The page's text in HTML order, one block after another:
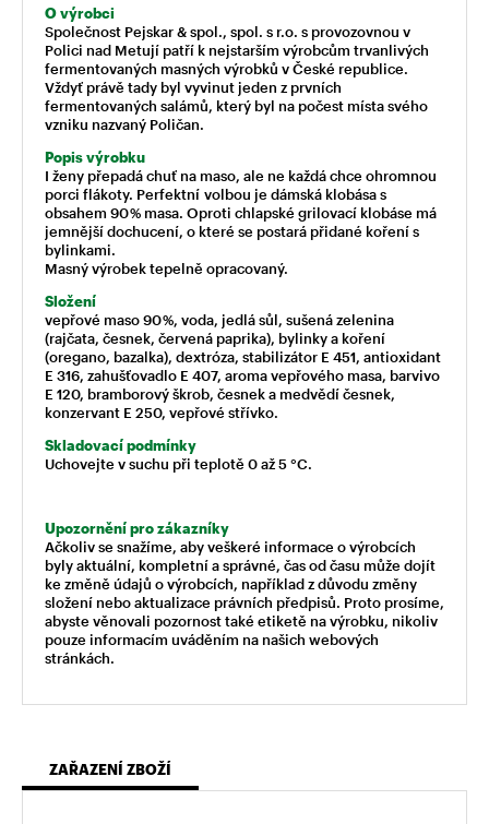
O výrobci
Společnost Pejskar & spol., spol. s r.o. s provozovnou v
Polici nad Metují patří k nejstarším výrobcům trvanlivých
fermentovaných masných výrobků v České republice.
Vždyť právě tady byl vyvinut jeden z prvních
fermentovaných salámů, který byl na počest místa svého
vzniku nazvaný Poličan.
Popis výrobku
I ženy přepadá chuť na maso, ale ne každá chce ohromnou
porci flákoty. Perfektní volbou je dámská klobása s
obsahem 90 % masa. Oproti chlapské grilovací klobáse má
jemnější dochucení, o které se postará přidané koření s
bylinkami.
Masný výrobek tepelně opracovaný.
Složení
vepřové maso 90 %, voda, jedlá sůl, sušená zelenina
(rajčata, česnek, červená paprika), bylinky a koření
(oregano, bazalka), dextróza, stabilizátor E 451, antioxidant
E 316, zahušťovadlo E 407, aroma vepřového masa, barvivo
E 120, bramborový škrob, česnek a medvědí česnek,
konzervant E 250, vepřové střívko.
Skladovací podmínky
Uchovejte v suchu při teplotě 0 až 5 °C.
Upozornění pro zákazníky
Ačkoliv se snažíme, aby veškeré informace o výrobcích
byly aktuální, kompletní a správné, čas od času může dojít
ke změně údajů o výrobcích, například z důvodu změny
složení nebo aktualizace právních předpisů. Proto prosíme,
abyste věnovali pozornost také etiketě na výrobku, nikoliv
pouze informacím uváděním na našich webových
stránkách.
ZAŘAZENÍ ZBOŽÍ